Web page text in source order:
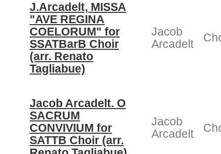
J.Arcadelt, MISSA
"AVE REGINA
COELORUM" for
SSATBarB Choir
(arr. Renato
Tagliabue)
Jacob
Arcadelt
Jacob Arcadelt. O
SACRUM
CONVIVIUM for
SATTB Choir (arr.
Jacob
Arcadelt